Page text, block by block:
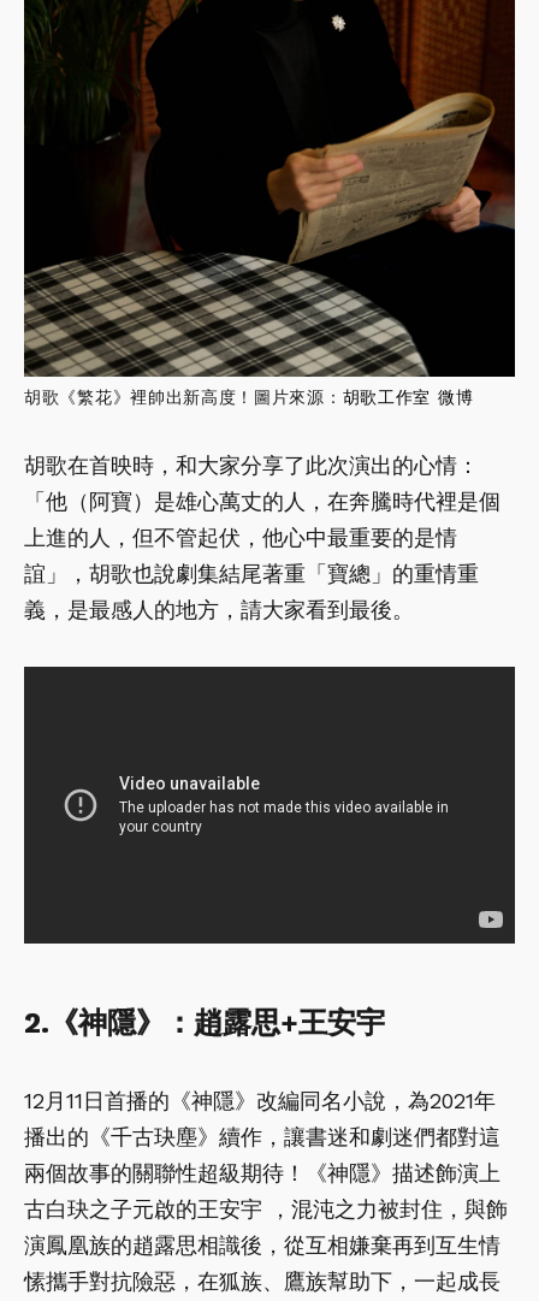
胡歌《繁花》裡帥出新高度！圖片來源： 胡歌工作室 微博
胡歌在首映時，和大家分享了此次演出的心情：
「他（阿寶）是雄心萬丈的人，在奔騰時代裡是個
上進的人，但不管起伏，他心中最重要的是情
誼」，胡歌也說劇集結尾著重「寶總」的重情重
義，是最感人的地方，請大家看到最後。
2.《神隱》：趙露思+王安宇
12月11日首播的《神隱》改編同名小說，為2021年
播出的《千古玦塵》續作，讓書迷和劇迷們都對這
兩個故事的關聯性超級期待！《神隱》描述飾演上
古白玦之子元啟的王安宇 ，混沌之力被封住，與飾
演鳳凰族的趙露思相識後，從互相嫌棄再到互生情
愫攜手對抗險惡，在狐族、鷹族幫助下，一起成長